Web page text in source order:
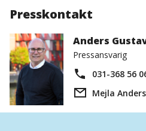
Presskontakt
Anders
Pressansvarig
031-368 56
Mejla Anders